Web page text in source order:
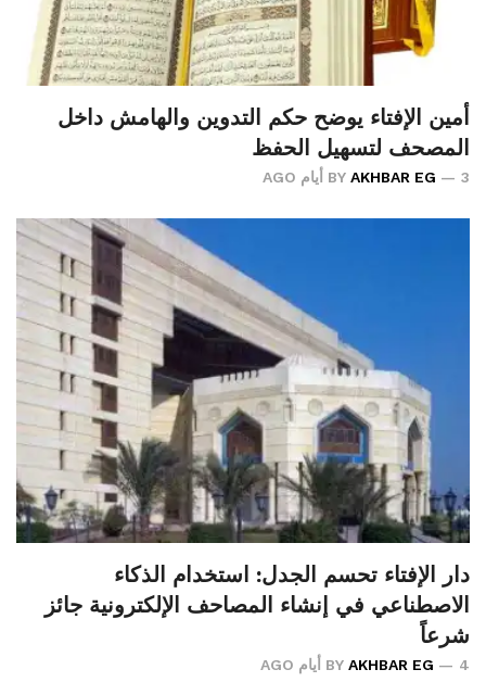
أمين الإفتاء يوضح حكم التدوين والهامش داخل
المصحف لتسهيل الحفظ
BY AKHBAR EG 3 أيام AGO
دار الإفتاء تحسم الجدل: استخدام الذكاء
الاصطناعي في إنشاء المصاحف الإلكترونية جائز
شرعاً
BY AKHBAR EG 4 أيام AGO